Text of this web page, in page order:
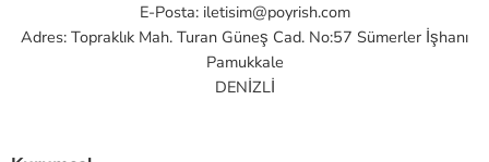
E-Posta: iletisim@poyrish.com
Adres: Topraklık Mah. Turan Güneş Cad. No:57 Sümerler İşhanı
Pamukkale
DENİZLİ